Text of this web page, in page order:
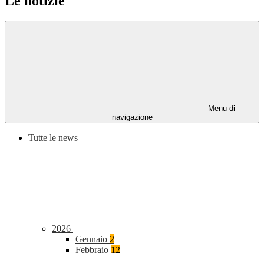
Menu di
navigazione
Tutte le news
2026
Gennaio 2
Febbraio 12